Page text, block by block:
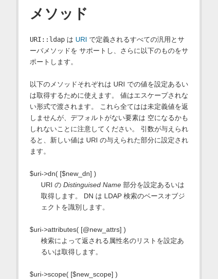
メソッド
URI::ldapは URI で定義されるすべての汎用とサ
ーバメソッドを サポートし、さらに以下のものをサ
ポートします。
以下のメソッドそれぞれは URI での値を設定あるい
は取得するために使えます。 値はエスケープされな
い形式で渡されます。 これら全てはは未定義値を返
しませんが、デフォルトがない要素は 空になるかも
しれないことに注意してください。 引数が与えられ
ると、新しい値は URI の与えられた部分に設定され
ます。
$uri->dn( [$new_dn] )
URI の Distinguised Name部分を設定あるいは
取得します。 DN は LDAP 検索のベースオブジ
ェクトを識別します。
$uri->attributes( [@new_attrs] )
検索によって返される属性名のリストを設定あ
るいは取得します。
$uri->scope( [$new_scope] )